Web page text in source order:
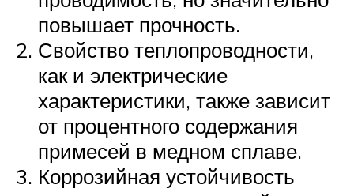
повышает прочность.
Свойство теплопроводности,
как и электрические
характеристики, также зависит
от процентного содержания
примесей в медном сплаве.
Коррозийная устойчивость